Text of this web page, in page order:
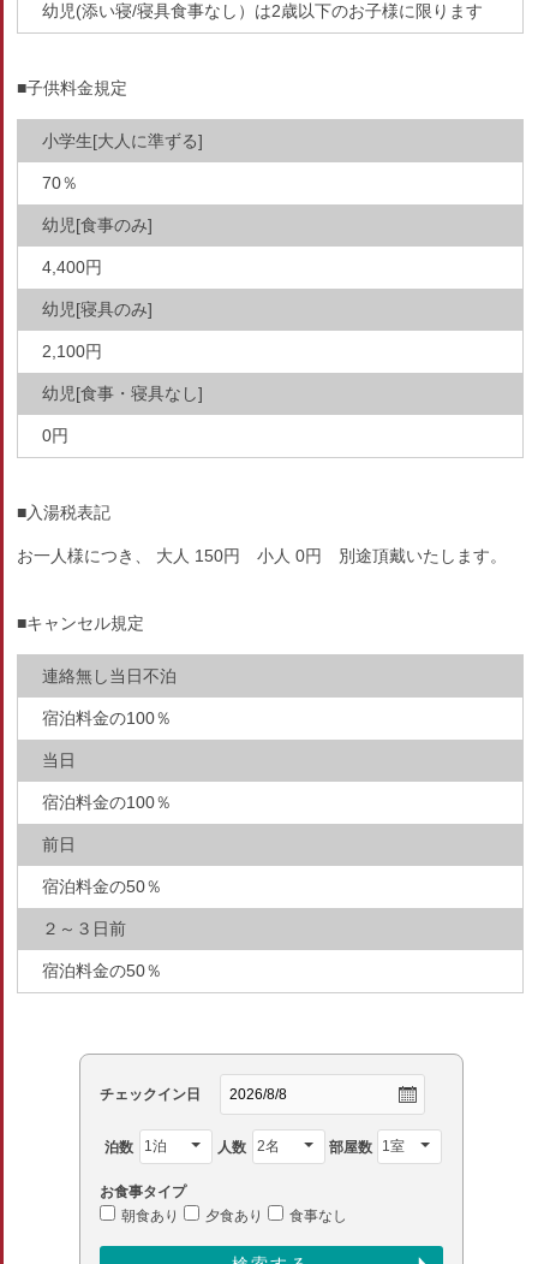
幼児(添い寝/寝具食事なし）は2歳以下のお子様に限ります
■子供料金規定
小学生[大人に準ずる]
70％
幼児[食事のみ]
4,400円
幼児[寝具のみ]
2,100円
幼児[食事・寝具なし]
0円
■入湯税表記
お一人様につき、 大人 150円 小人 0円 別途頂戴いたします。
■キャンセル規定
連絡無し当日不泊
宿泊料金の100％
当日
宿泊料金の100％
前日
宿泊料金の50％
２～３日前
宿泊料金の50％
チェックイン日
泊数 人数 部屋数
お食事タイプ
朝食あり
夕食あり 食事なし